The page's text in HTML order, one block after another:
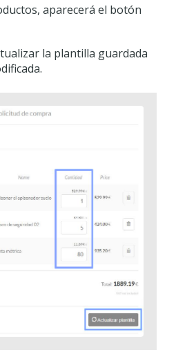
aparecerá el botón
la plantilla guardada